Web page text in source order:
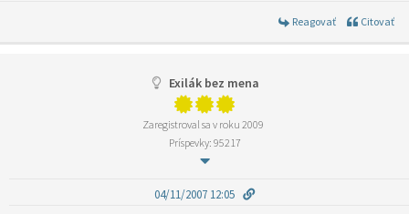
Reagovať Citovať
Exilák bez mena
Zaregistroval sa v roku 2009
Príspevky: 95217
04/11/2007 12:05